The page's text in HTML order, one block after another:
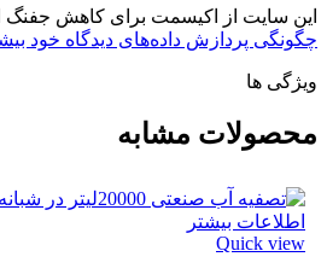
این سایت از اکیسمت برای کاهش جفنگ
چگونگی پردازش داده‌های دیدگاه خود
ویژگی ها
محصولات مشابه
اطلاعات بیشتر
Quick view